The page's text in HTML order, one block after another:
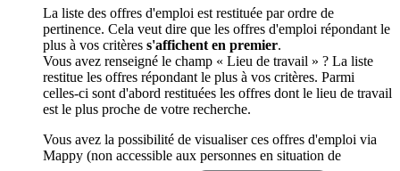
La liste des offres d'emploi est restituée par ordre de
pertinence. Cela veut dire que les offres d'emploi répondant le
plus à vos critères s'affichent en premier.
Vous avez renseigné le champ « Lieu de travail » ? La liste
restitue les offres répondant le plus à vos critères. Parmi
celles-ci sont d'abord restituées les offres dont le lieu de travail
est le plus proche de votre recherche.
Vous avez la possibilité de visualiser ces offres d'emploi via
Mappy (non accessible aux personnes en situation de